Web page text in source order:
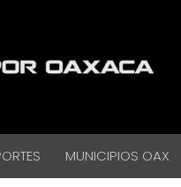
MUNICIPIOS OAX